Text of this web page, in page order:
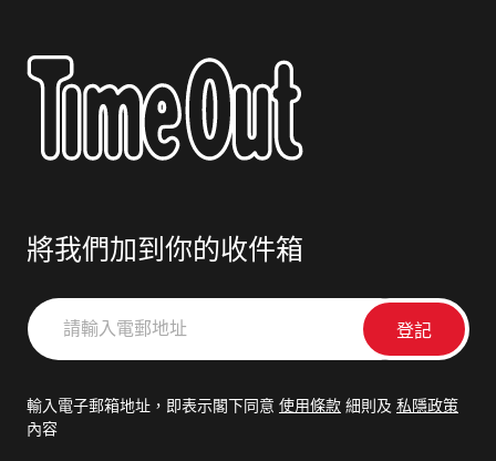
將我們加到你的收件箱
請
輸
郵
輸入電子郵箱地址，即表示閣下同意 使用條款 細則及 私隱政策
內容